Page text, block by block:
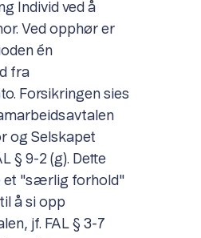
Individ ved å
Ved opphør er
én
fra
Forsikringen sies
og Selskapet
§ 9-2 (g). Dette
et "særlig forhold"
å si opp
jf. FAL § 3-7